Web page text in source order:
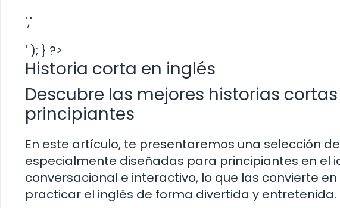
','
' ); } ?>
Historia corta en inglés
Descubre las mejores historias
principiantes
En este artículo, te presentaremos una selección
especialmente diseñadas para principiantes en el
conversacional e interactivo, lo que las convierte
practicar el inglés de forma divertida y entretenida.